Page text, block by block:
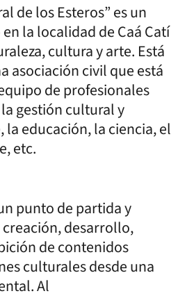
de los Esteros” es un
la localidad de Caá Catí
cultura y arte. Está
asociación civil que está
de profesionales
gestión cultural y
educación, la ciencia, el
etc.
punto de partida y
desarrollo,
de contenidos
culturales desde una
Al